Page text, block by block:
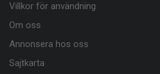
Villkor för användning
Om oss
Annonsera hos oss
Sajtkarta